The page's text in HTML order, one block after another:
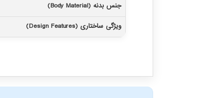
جنس بدنه (Body Material)
ویژگی ساختاری (Design Features)